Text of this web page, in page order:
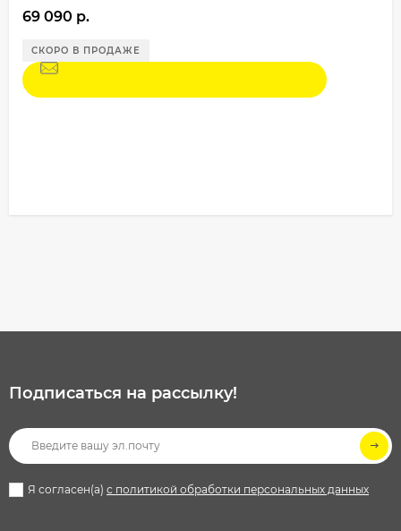
69 090 p.
СКОРО В ПРОДАЖЕ
Подписаться на рассылкy!
Я согласен(a) с политикой обработки персональных данных